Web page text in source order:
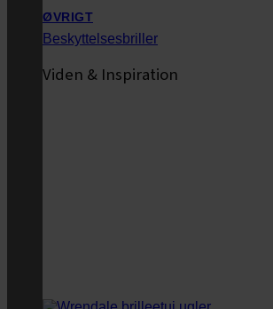
ØVRIGT
Beskyttelsesbriller
Viden & Inspiration